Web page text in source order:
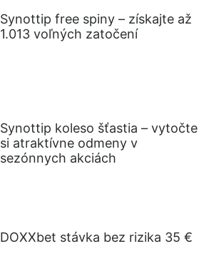
Synottip free spiny – získajte až
1.013 voľných zatočení
Synottip koleso šťastia – vytočte
si atraktívne odmeny v
sezónnych akciách
DOXXbet stávka bez rizika 35 €